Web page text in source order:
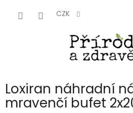
CZK
Loxiran náhradní
mravenčí bufet